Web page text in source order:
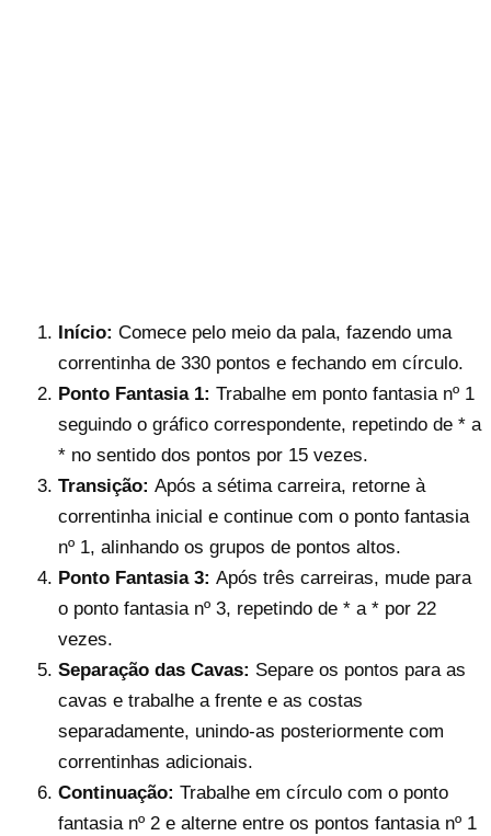
Início: Comece pelo meio da pala, fazendo uma
correntinha de 330 pontos e fechando em círculo.
Ponto Fantasia 1: Trabalhe em ponto fantasia nº 1
seguindo o gráfico correspondente, repetindo de * a
* no sentido dos pontos por 15 vezes.
Transição: Após a sétima carreira, retorne à
correntinha inicial e continue com o ponto fantasia
nº 1, alinhando os grupos de pontos altos.
Ponto Fantasia 3: Após três carreiras, mude para
o ponto fantasia nº 3, repetindo de * a * por 22
vezes.
Separação das Cavas: Separe os pontos para as
cavas e trabalhe a frente e as costas
separadamente, unindo-as posteriormente com
correntinhas adicionais.
Continuação: Trabalhe em círculo com o ponto
fantasia nº 2 e alterne entre os pontos fantasia nº 1